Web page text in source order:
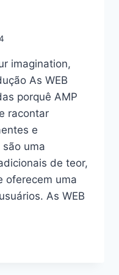
imagination,
As WEB
porquê AMP
racontar
e
uma
de teor,
oferecem uma
As WEB